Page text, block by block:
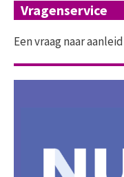
Vragenservice
Een vraag naar